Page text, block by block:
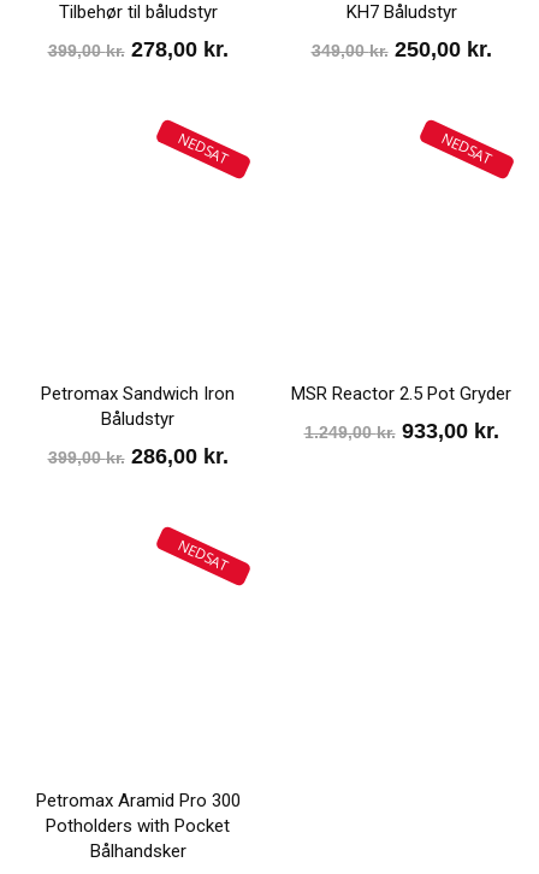
Tilbehør til båludstyr
399,00kr. Den
pris
278,00 kr.Den
er:
KH7 Båludstyr
349,00kr. Den
pris
250,00 kr.Den
er:
NEDSAT
Petromax Sandwich Iron
Båludstyr
399,00kr. Den
pris
286,00 kr.Den
er:
NEDSAT
MSR Reactor 2.5 Pot Gryder
1.249,00kr. Den
933,00 kr.Den
NEDSAT
Petromax Aramid Pro 300
Potholders with Pocket
Bålhandsker